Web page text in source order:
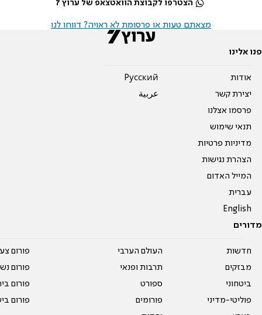
הצטרפו לקבוצת הוואטצאפ של ערוץ 7
מצאתם טעות או פרסומת לא ראויה? דווחו לנו
פנו אלינו
אודות
יצירת קשר
פרסמו אצלנו
תנאי שימוש
מדיניות פרטיות
הצהרת נגישות
המייל האדום
עברית
English
Pусский
عربية
מדורים
חדשות
מבזקים
ביטחוני
פוליטי-מדיני
העולם הערבי
תרבות ופנאי
ספורט
פורומים
פורום
פורום
פורום
פורום